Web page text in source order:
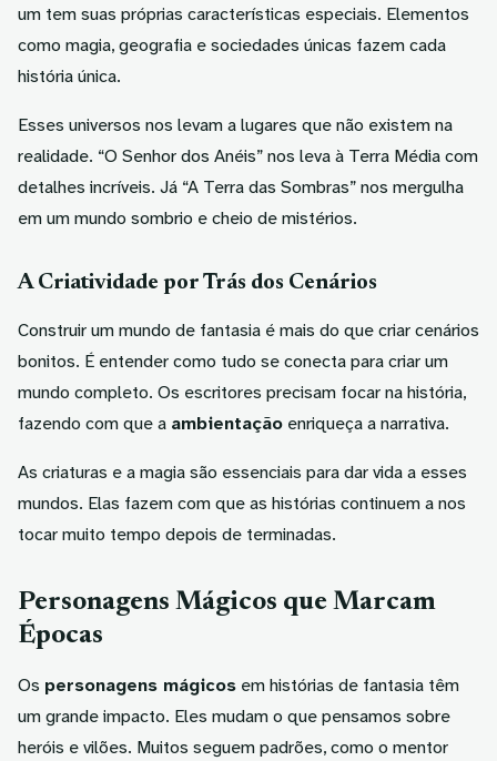
um tem suas próprias características especiais. Elementos
como magia, geografia e sociedades únicas fazem cada
história única.
Esses universos nos levam a lugares que não existem na
realidade. “O Senhor dos Anéis” nos leva à Terra Média com
detalhes incríveis. Já “A Terra das Sombras” nos mergulha
em um mundo sombrio e cheio de mistérios.
A Criatividade por Trás dos Cenários
Construir um mundo de fantasia é mais do que criar cenários
bonitos. É entender como tudo se conecta para criar um
mundo completo. Os escritores precisam focar na história,
fazendo com que a ambientação enriqueça a narrativa.
As criaturas e a magia são essenciais para dar vida a esses
mundos. Elas fazem com que as histórias continuem a nos
tocar muito tempo depois de terminadas.
Personagens Mágicos que Marcam
Épocas
Os personagens mágicos em histórias de fantasia têm
um grande impacto. Eles mudam o que pensamos sobre
heróis e vilões. Muitos seguem padrões, como o mentor